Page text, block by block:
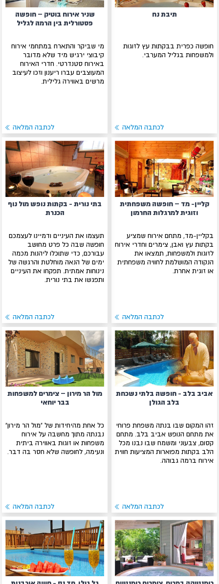
תיבת נח
חופשה כפרית בבקתות עץ לזוגות
ולמשפחות בגליל המערבי.
לכתבה המלאה
שניר אירוח בוטיק – חופשה
פסטורלית בין הרמה לגליל
מי שביקר והתארח במתחמי אירוח
קיבוצי ירגיש מיד שלא מדובר
באירוח סטנדרטי. חדרי האירוח
המעוצבים עברו ריענון וזכו לעיצוב
מרשים באווירה גלילית.
לכתבה המלאה
קליין- מד – חופשה משפחתית
וזוגית למרגלות החרמון
בקליין-מד, מתחם אירוח שמציע
בקתות עץ ואבן, צימרים וחדרי אירוח
לזוגות ולמשפחות, תמצאו את
הנקודה המושלמת לחוויה משפחתית
או זוגית אחרת.
לכתבה המלאה
בתי נורית - בקתות נופש מול נוף
הכנרת
תעצמו את העיניים ודמיינו לעצמכם
חופשה שבה כל פרט מחושב
עבורכם, כדי שתוכלו ליהנות מכמה
ימים של הנאה מוחלטת והרגשה של
נינוחות אמתית. תפקחו את העיניים
ותפגשו את בתי נורית.
לכתבה המלאה
אביב בלב - חופשה בלתי נשכחת
בלב הגולן
זהו המקום שבו בנתה משפחת פרוחי
את מתחם הנופש אביב בלב. מתחם
קסום, צבעוני ומשמח שבו נבנו מכל
הלב בקתות מפוארות המציעות חווית
אירוח ברמה גבוהה.
לכתבה המלאה
מול הר מירון – צימרים למשפחות
בבר יוחאי
כל אחת מהיחידות של "מול הר מירון"
נבנתה מתוך מחשבה על אירוח
משפחות או זוגות באווירה ביתית
ונעימה, לחופשה שלא חסר בה דבר.
לכתבה המלאה